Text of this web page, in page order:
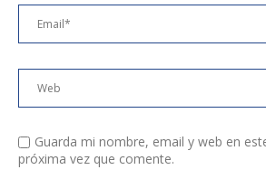
Guarda mi nombre, email y web en
próxima vez que comente.